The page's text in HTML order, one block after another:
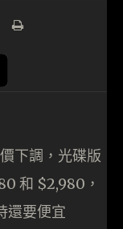
下調，光碟版
和 $2,980，
還要便宜